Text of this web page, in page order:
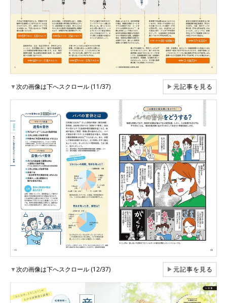
▼次の画像は下へスクロール (11/37) ▶元記事を見る
▼次の画像は下へスクロール (12/37) ▶元記事を見る